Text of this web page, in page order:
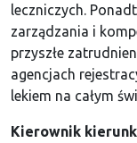
leczniczych.
zarządzania i
przyszłe
agencjach
lekiem na całym
Kierownik